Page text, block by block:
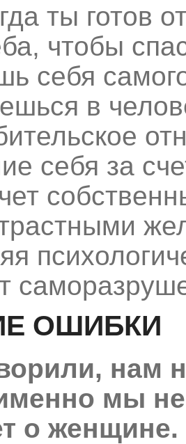
ты готов
чтобы
себя
в
себя за
ОШИБКИ
нам
мы
о женщине.